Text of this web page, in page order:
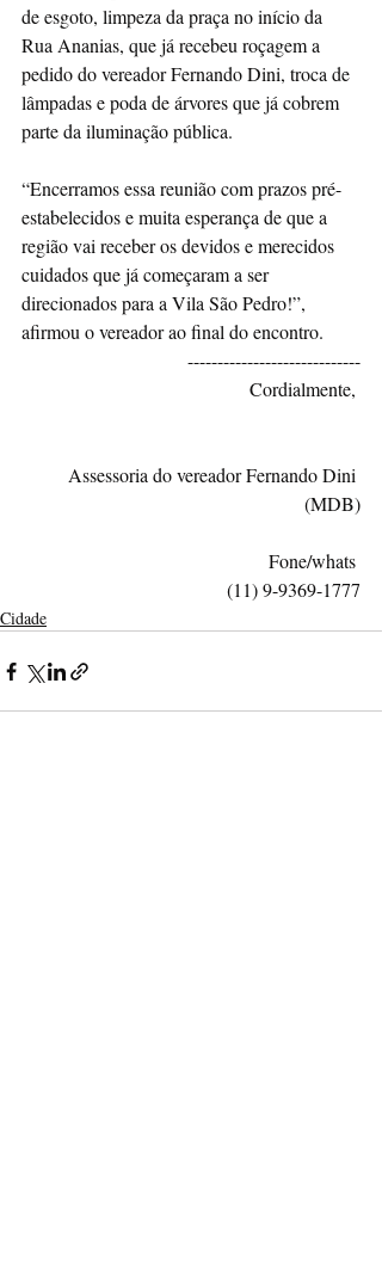
de esgoto, limpeza da praça no início da
Rua Ananias, que já recebeu roçagem a
pedido do vereador Fernando Dini, troca de
lâmpadas e poda de árvores que já cobrem
parte da iluminação pública.
“Encerramos essa reunião com prazos pré-
estabelecidos e muita esperança de que a
região vai receber os devidos e merecidos
cuidados que já começaram a ser
direcionados para a Vila São Pedro!”,
afirmou o vereador ao final do encontro.
-----------------------------
Cordialmente,
Assessoria do vereador Fernando Dini
(MDB)
(11) 9-9369-1777
Cidade